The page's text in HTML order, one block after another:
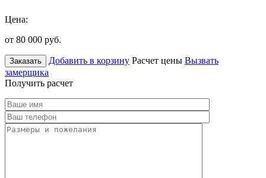
Цена:
от 80 000 руб.
Заказать Добавить в корзину Расчет цены Вызвать
замерщика
Получить расчет